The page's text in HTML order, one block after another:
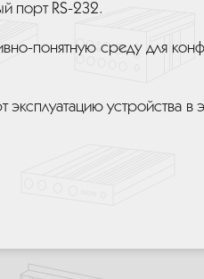
порт RS-232.
понятную среду для
устройства в